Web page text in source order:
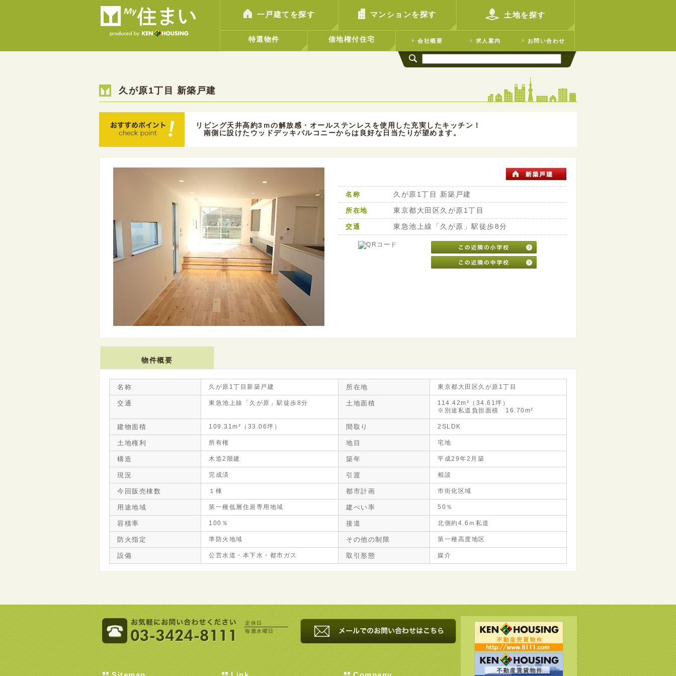
一戸建てを探す マンションを探す 土地を探す
特選物件 借地権付住宅 会社概要 求人案内 お問い合わせ
久が原1丁目 新築戸建
リビング天井高約3ｍの解放感・オールステンレスを使用した充実したキッチン！
南側に設けたウッドデッキバルコニーからは良好な日当たりが望めます。
名称 久が原1丁目 新築戸建
所在地 東京都大田区久が原1丁目
交通 東急池上線「久が原」駅徒歩8分
物件概要
名称 久が原1丁目新築戸建 所在地 東京都大田区久が原1丁目
交通 東急池上線「久が原」駅徒歩8分 土地面積
114.42m²（34.61坪）
※別途私道負担面積 16.70m²
建物面積 109.31m²（33.06坪） 間取り 2SLDK
土地権利 所有権 地目 宅地
構造 木造2階建 築年 平成29年2月築
現況 完成済 引渡 相談
今回販売棟数 １棟 都市計画 市街化区域
用途地域 第一種低層住居専用地域 建ぺい率 50％
容積率 100％ 接道 北側約4.6ｍ私道
防火指定 準防火地域 その他の制限 第一種高度地区
設備 公営水道・本下水・都市ガス 取引形態 媒介
定休日
毎週水曜日